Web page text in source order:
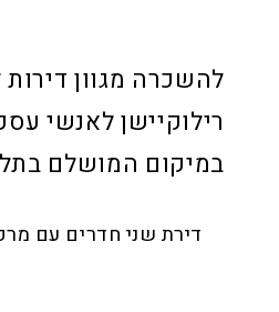
להשכרה מגוון דירות
רילוקיישן לאנשי
במיקום המושלם
דירת שני חדרים עם